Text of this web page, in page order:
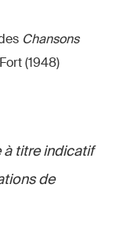
Chansons
(1948)
titre indicatif
de